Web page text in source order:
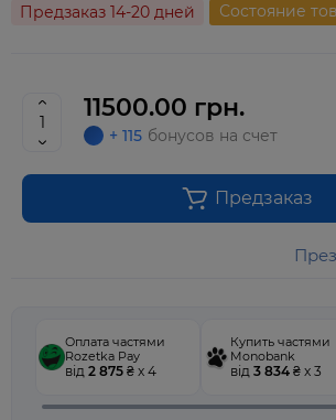
Предзаказ 14-20 дней
Состояние
11500.00 грн.
+ 115 бонусов на счет
Предзаказ
Оплата частями
Rozetka Pay
від 2 875 ₴ x 4
Купить частями
Monobank
від 3 834 ₴ x 3